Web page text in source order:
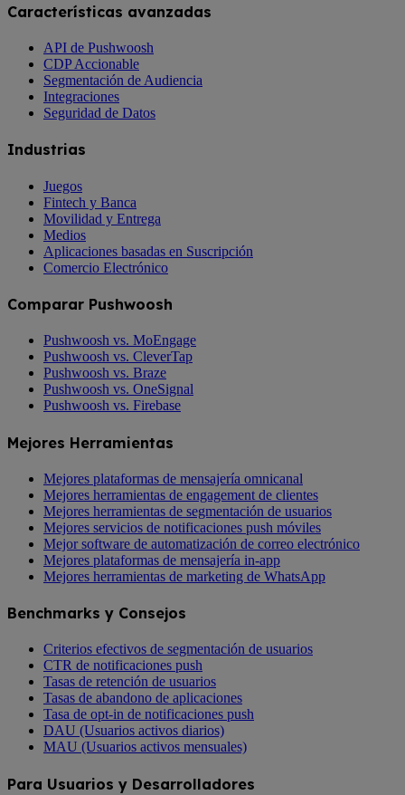
Características avanzadas
API de Pushwoosh
CDP Accionable
Segmentación de Audiencia
Integraciones
Seguridad de Datos
Industrias
Juegos
Fintech y Banca
Movilidad y Entrega
Medios
Aplicaciones basadas en Suscripción
Comercio Electrónico
Comparar Pushwoosh
Pushwoosh vs. MoEngage
Pushwoosh vs. CleverTap
Pushwoosh vs. Braze
Pushwoosh vs. OneSignal
Pushwoosh vs. Firebase
Mejores Herramientas
Mejores plataformas de mensajería omnicanal
Mejores herramientas de engagement de clientes
Mejores herramientas de segmentación de usuarios
Mejores servicios de notificaciones push móviles
Mejor software de automatización de correo electrónico
Mejores plataformas de mensajería in-app
Mejores herramientas de marketing de WhatsApp
Benchmarks y Consejos
Criterios efectivos de segmentación de usuarios
CTR de notificaciones push
Tasas de retención de usuarios
Tasas de abandono de aplicaciones
Tasa de opt-in de notificaciones push
DAU (Usuarios activos diarios)
MAU (Usuarios activos mensuales)
Para Usuarios y Desarrolladores